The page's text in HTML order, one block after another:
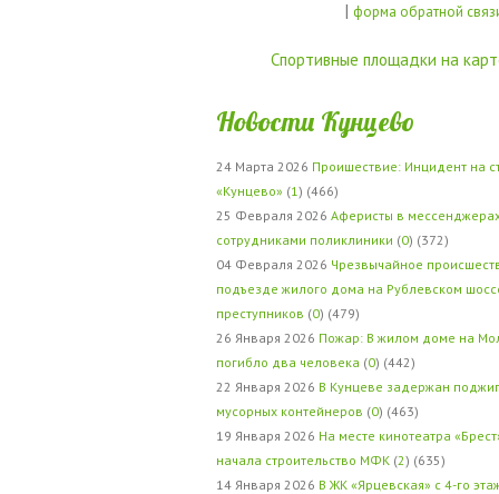
| форма обратной
Спортивные площадки на
Новости Кунцево
24 Марта 2026 Проишествие: Инцидент на
«Кунцево» (1 ) (466)
25 Февраля 2026 Аферисты в
сотрудниками поликлиники (0) (372)
04 Февраля 2026 Чрезвычайное
подъезде жилого дома на Рублевском
преступников (0) (479)
26 Января 2026 Пожар: В жилом доме на
погибло два человека (0) (442)
22 Января 2026 В Кунцеве задержан
мусорных контейнеров (0) (463)
19 Января 2026 На месте кинотеатра
начала строительство МФК (2) (635)
14 Января 2026 В ЖК «Ярцевская» с 4-го